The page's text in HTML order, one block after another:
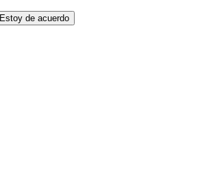
Estoy de acuerdo